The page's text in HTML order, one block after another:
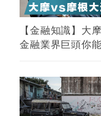
【金融知識】大
金融業界巨頭你